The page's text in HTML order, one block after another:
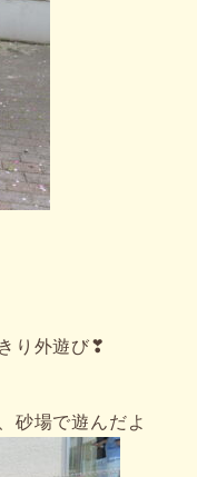
り外遊び❣
砂場で遊んだよ